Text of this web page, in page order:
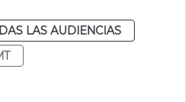
LAS AUDIENCIAS